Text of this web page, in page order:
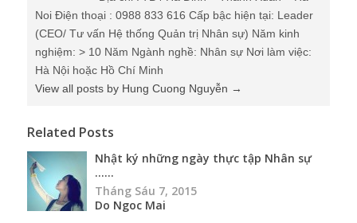
Noi Điện thoại : 0988 833 616 Cấp bậc hiện tại: Leader
(CEO/ Tư vấn Hệ thống Quản trị Nhân sự) Năm kinh
nghiệm: > 10 Năm Ngành nghề: Nhân sự Nơi làm việc:
Hà Nội hoặc Hồ Chí Minh
View all posts by Hung Cuong Nguyễn →
Related Posts
Nhật ký những ngày thực tập Nhân sự
…...
Tháng Sáu 7, 2015
Do Ngoc Mai